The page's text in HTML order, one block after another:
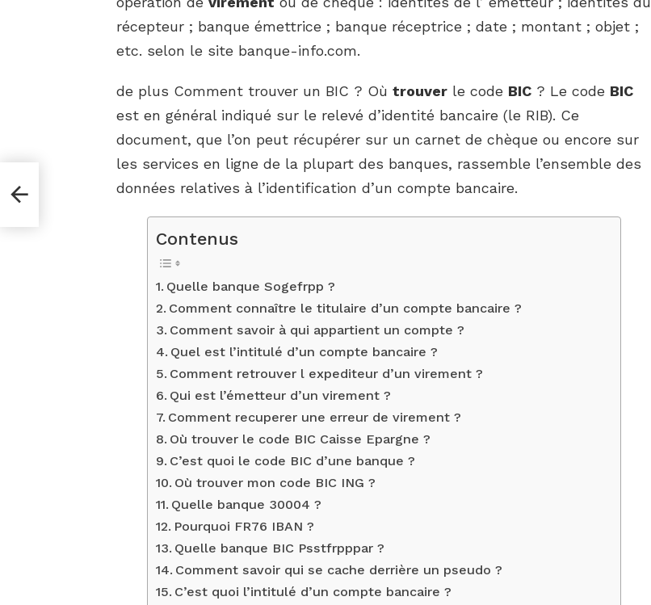
récepteur ; banque émettrice ; banque réceptrice ; date ; montant ; objet ;
etc. selon le site banque-info.com.
de plus Comment trouver un BIC ? Où trouver le code BIC ? Le code BIC
est en général indiqué sur le relevé d’identité bancaire (le RIB). Ce
document, que l’on peut récupérer sur un carnet de chèque ou encore sur
les services en ligne de la plupart des banques, rassemble l’ensemble des
données relatives à l’identification d’un compte bancaire.
Contenus
Quelle banque Sogefrpp ?
Comment connaître le titulaire d’un compte bancaire ?
Comment savoir à qui appartient un compte ?
Quel est l’intitulé d’un compte bancaire ?
Comment retrouver l expediteur d’un virement ?
Qui est l’émetteur d’un virement ?
Comment recuperer une erreur de virement ?
Où trouver le code BIC Caisse Epargne ?
C’est quoi le code BIC d’une banque ?
Où trouver mon code BIC ING ?
Quelle banque 30004 ?
Pourquoi FR76 IBAN ?
Quelle banque BIC Psstfrpppar ?
Comment savoir qui se cache derrière un pseudo ?
C’est quoi l’intitulé d’un compte bancaire ?